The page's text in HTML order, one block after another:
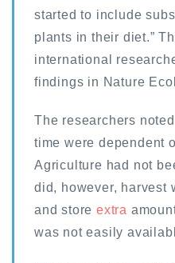
started to include
plants in their diet.”
international
findings in Nature
The researchers
time were dependent
Agriculture had not
did, however, harvest
and store extra
was not easily